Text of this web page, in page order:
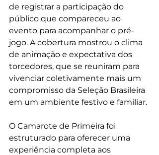
de registrar a participação do
público que compareceu ao
evento para acompanhar o pré-
jogo. A cobertura mostrou o clima
de animação e expectativa dos
torcedores, que se reuniram para
vivenciar coletivamente mais um
compromisso da Seleção Brasileira
em um ambiente festivo e familiar.
O Camarote de Primeira foi
estruturado para oferecer uma
experiência completa aos